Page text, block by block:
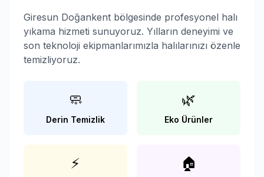
Giresun Doğankent bölgesinde profesyonel halı
yıkama hizmeti sunuyoruz. Yılların deneyimi ve
son teknoloji ekipmanlarımızla halılarınızı özenle
temizliyoruz.
🧼
Derin Temizlik
🌿
Eko Ürünler
⚡ 🏠